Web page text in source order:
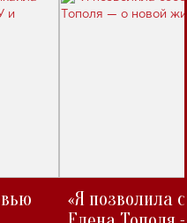
«Я позволила